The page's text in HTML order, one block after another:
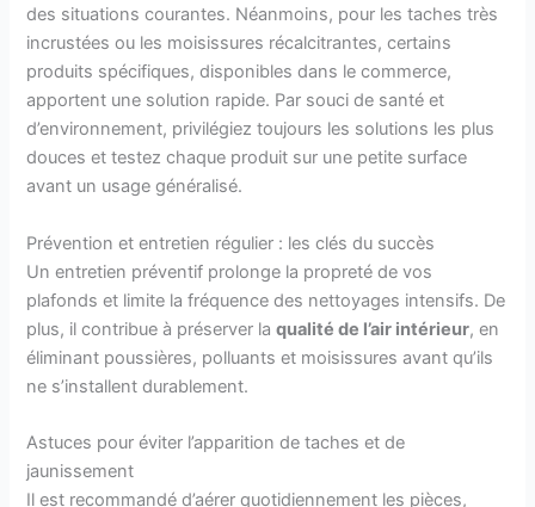
des situations courantes. Néanmoins, pour les taches très
incrustées ou les moisissures récalcitrantes, certains
produits spécifiques, disponibles dans le commerce,
apportent une solution rapide. Par souci de santé et
d’environnement, privilégiez toujours les solutions les plus
douces et testez chaque produit sur une petite surface
avant un usage généralisé.
Prévention et entretien régulier : les clés du succès
Un entretien préventif prolonge la propreté de vos
plafonds et limite la fréquence des nettoyages intensifs. De
plus, il contribue à préserver laqualité de l’air intérieur, en
éliminant poussières, polluants et moisissures avant qu’ils
ne s’installent durablement.
Astuces pour éviter l’apparition de taches et de
jaunissement
Il est recommandé d’aérer quotidiennement les pièces,